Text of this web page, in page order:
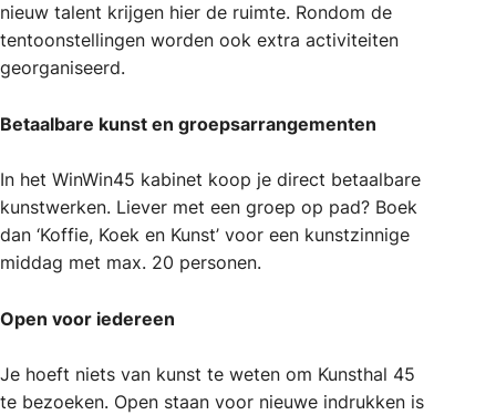
nieuw talent krijgen hier de ruimte. Rondom de
tentoonstellingen worden ook extra activiteiten
georganiseerd.
Betaalbare kunst en groepsarrangementen
In het WinWin45 kabinet koop je direct betaalbare
kunstwerken. Liever met een groep op pad? Boek
dan ‘Koffie, Koek en Kunst’ voor een kunstzinnige
middag met max. 20 personen.
Open voor iedereen
Je hoeft niets van kunst te weten om Kunsthal 45
te bezoeken. Open staan voor nieuwe indrukken is